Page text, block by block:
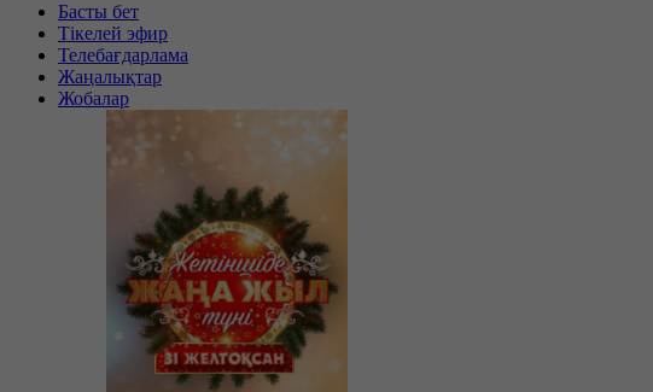
Басты бет
Тікелей эфир
Телебағдарлама
Жаңалықтар
Жобалар